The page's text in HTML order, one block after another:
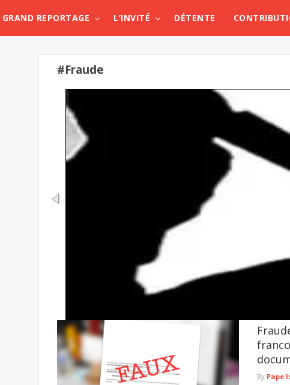
GRAND REPORTAGE L’INVITÉ DÉTENTE
#Fraude
Pikine Guinaw Rails : un homme placé en garde à vue après avoir
Le Commissariat d'arrondissement de Guinaw Rails a interpellé un homme soupçonné
cours d'une violente ...
lire plus
By Pape